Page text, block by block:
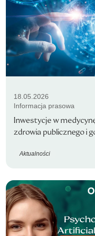
18.05.2026
Informacja prasowa
Inwestycje w
zdrowia publicznego i
Aktualności